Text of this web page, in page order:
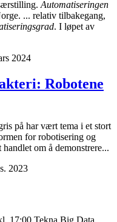
Automatiseringen
... relativ tilbakegang,
. I løpet av
2024
Robotene
på har vært tema i et stort
for robotisering og
om å demonstrere...
2023
17:00 Tekna Big Data